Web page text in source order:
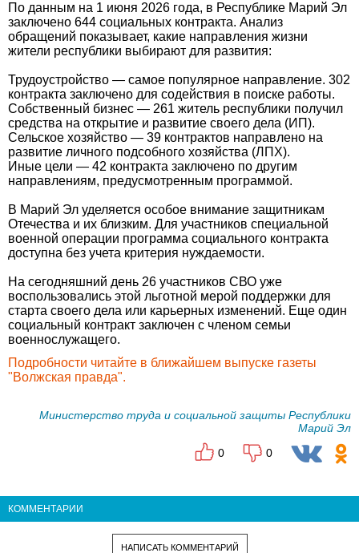
По данным на 1 июня 2026 года, в Республике Марий Эл
заключено 644 социальных контракта. Анализ
обращений показывает, какие направления жизни
жители республики выбирают для развития:
Трудоустройство — самое популярное направление. 302
контракта заключено для содействия в поиске работы.
Собственный бизнес — 261 житель республики получил
средства на открытие и развитие своего дела (ИП).
Сельское хозяйство — 39 контрактов направлено на
развитие личного подсобного хозяйства (ЛПХ).
Иные цели — 42 контракта заключено по другим
направлениям, предусмотренным программой.
В Марий Эл уделяется особое внимание защитникам
Отечества и их близким. Для участников специальной
военной операции программа социального контракта
доступна без учета критерия нуждаемости.
На сегодняшний день 26 участников СВО уже
воспользовались этой льготной мерой поддержки для
старта своего дела или карьерных изменений. Еще один
социальный контракт заключен с членом семьи
военнослужащего.
Подробности читайте в ближайшем выпуске газеты
"Волжская правда".
Министерство труда и социальной защиты Республики
Марий Эл
0
0
КОММЕНТАРИИ
НАПИСАТЬ КОММЕНТАРИЙ